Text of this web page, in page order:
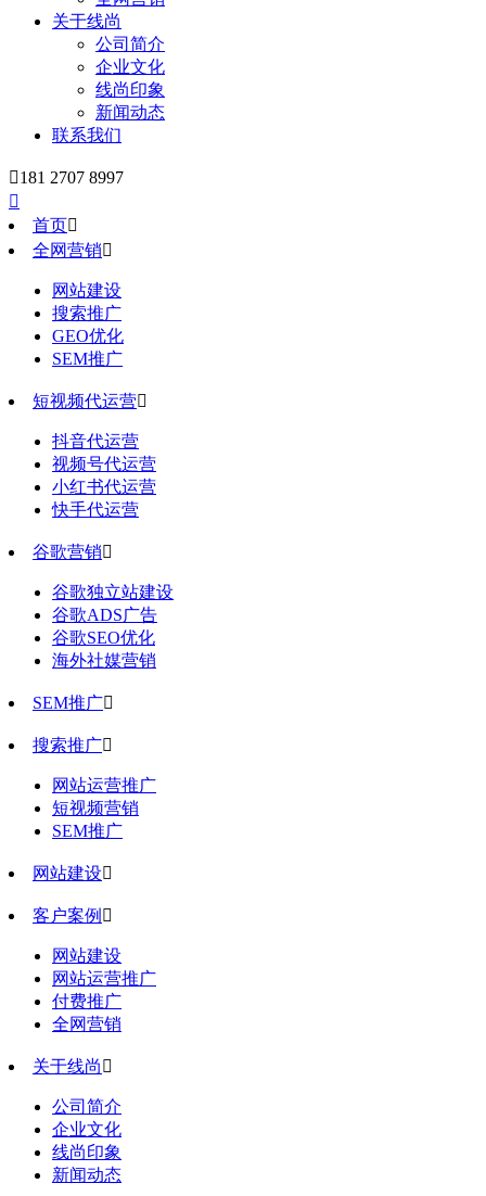
关于线尚
公司简介
企业文化
线尚印象
新闻动态
联系我们
181 2707 8997

首页
全网营销
网站建设
搜索推广
GEO优化
SEM推广
短视频代运营
抖音代运营
视频号代运营
小红书代运营
快手代运营
谷歌营销
谷歌独立站建设
谷歌ADS广告
谷歌SEO优化
海外社媒营销
SEM推广
搜索推广
网站运营推广
短视频营销
SEM推广
网站建设
客户案例 
网站建设
网站运营推广
付费推广
全网营销
关于线尚 
公司简介
企业文化
线尚印象
新闻动态